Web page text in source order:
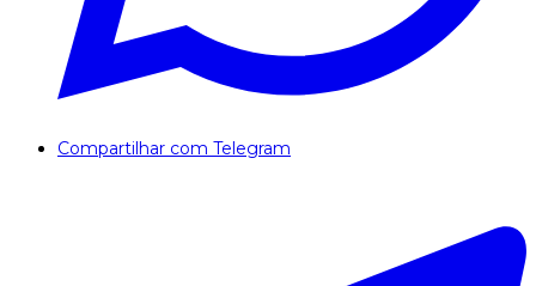
Compartilhar com Telegram